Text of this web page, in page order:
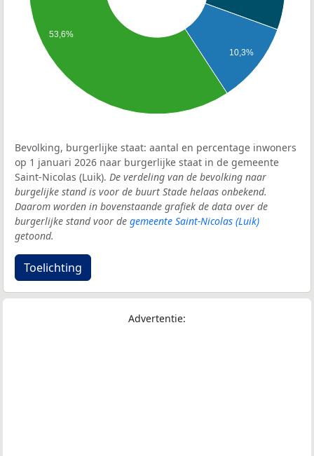
10,3%
53,6%
Bevolking, burgerlijke staat: aantal en percentage inwoners
op 1 januari 2026 naar burgerlijke staat in de gemeente
Saint-Nicolas (Luik). De verdeling van de bevolking naar
burgelijke stand is voor de buurt Stade helaas onbekend.
Daarom worden in bovenstaande grafiek de data over de
burgerlijke stand voor de gemeente Saint-Nicolas (Luik)
getoond.
Toelichting
Advertentie: